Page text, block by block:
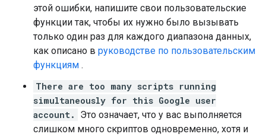
этой ошибки, напишите свои пользовательские
функции так, чтобы их нужно было вызывать
только один раз для каждого диапазона данных,
как описано в руководстве по пользовательским
функциям .
There are too many scripts running
simultaneously for this Google user
account.
Это означает, что у вас выполняется
слишком много скриптов одновременно, хотя и